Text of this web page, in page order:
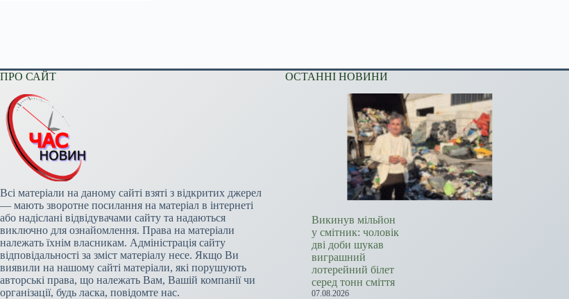
ПРО САЙТ
Всі матеріали на даному сайті взяті з відкритих джерел
— мають зворотне посилання на матеріал в інтернеті
або надіслані відвідувачами сайту та надаються
виключно для ознайомлення. Права на матеріали
належать їхнім власникам. Адміністрація сайту
відповідальності за зміст матеріалу несе. Якщо Ви
виявили на нашому сайті матеріали, які порушують
авторські права, що належать Вам, Вашій компанії чи
організації, будь ласка, повідомте нас.
ОСТАННІ НОВИНИ
Викинув мільйон
у смітник: чоловік
дві доби шукав
виграшний
лотерейний білет
серед тонн сміття
07.08.2026